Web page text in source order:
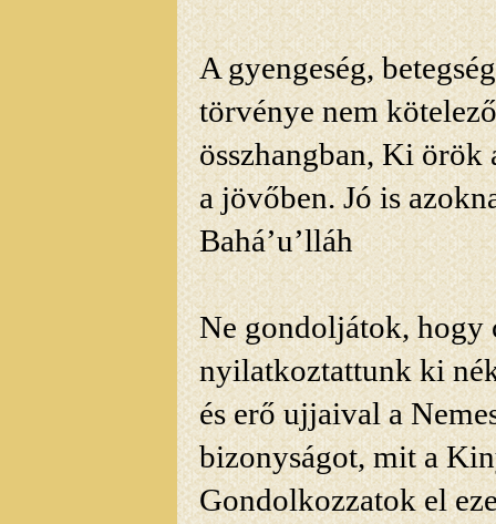
A gyengeség,
törvénye nem
összhangban, Ki örök
a jövőben. Jó is
Bahá’u’lláh
Ne gondoljátok, hogy
nyilatkoztattunk ki
és erő ujjaival a
bizonyságot, mit a
Gondolkozzatok el